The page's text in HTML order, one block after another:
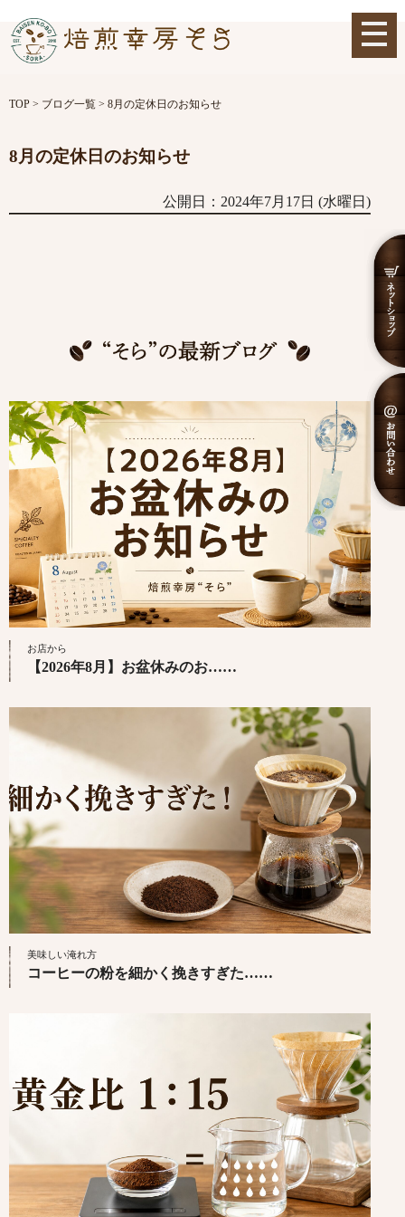
TOP > ブログ一覧 > 8月の定休日のお知らせ
8月の定休日のお知らせ
公開日：2024年7月17日 (水曜日)
お店から
【2026年8月】お盆休みのお……
美味しい淹れ方
コーヒーの粉を細かく挽きすぎた……